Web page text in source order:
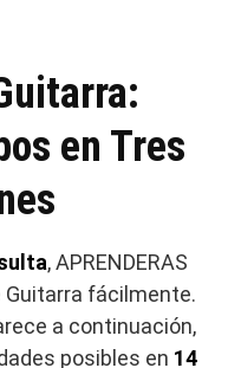
en Tres
, APRENDERAS
Guitarra fácilmente.
a continuación,
posibles en 14